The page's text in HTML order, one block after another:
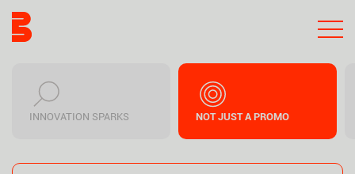
INNOVATION SPARKS NOT JUST A PROMO